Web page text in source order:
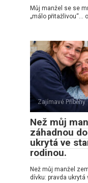
Můj manžel se se
„málo přitažlivou“…
Zajímavé Příběhy
Než můj
záhadnou
ukrytá ve
rodinou.
Než můj manžel
dívku: pravda ukrytá